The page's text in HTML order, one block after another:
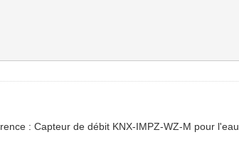
: Capteur de débit KNX-IMPZ-WZ-M pour l'eau